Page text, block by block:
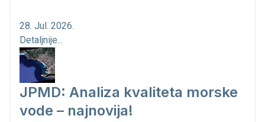
28. Jul. 2026.
Detaljnije...
JPMD: Analiza kvaliteta morske
vode – najnovija!